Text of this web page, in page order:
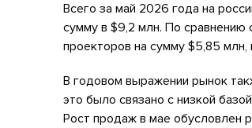
Всего за май 2026 года на
сумму в $9,2 млн. По сравнению
проекторов на сумму $5,85
В годовом выражении рынок
это было связано с низкой
Рост продаж в мае обусловлен